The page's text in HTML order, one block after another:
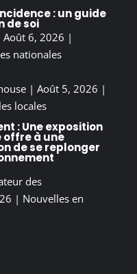
: un guide
de soi
Août 6, 2026 |
nationales
| Août 5, 2026 |
locales
: Une exposition
offre à une
de se replonger
des
| Nouvelles en